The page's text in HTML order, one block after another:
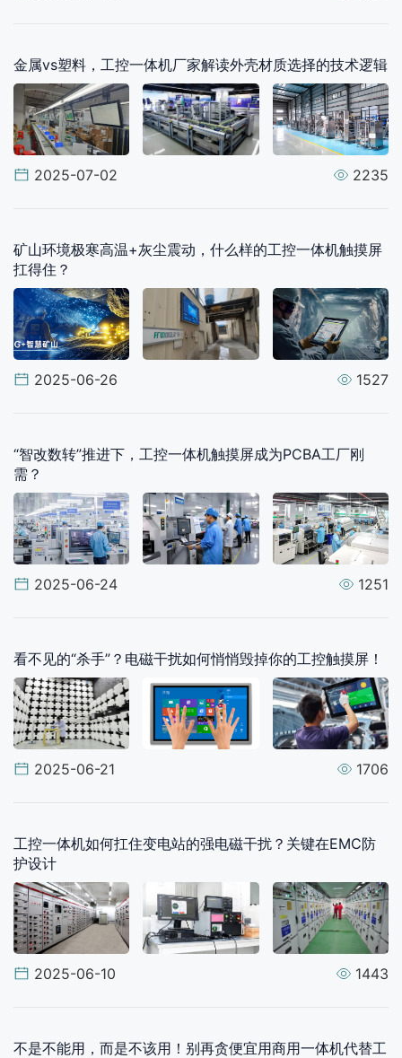
金属vs塑料，工控一体机厂家解读外壳材质选择的技术逻辑
2025-07-02 2235
矿山环境极寒高温+灰尘震动，什么样的工控一体机触摸屏
扛得住？
2025-06-26 1527
“智改数转”推进下，工控一体机触摸屏成为PCBA工厂刚
需？
2025-06-24 1251
看不见的“杀手”？电磁干扰如何悄悄毁掉你的工控触摸屏！
2025-06-21 1706
工控一体机如何扛住变电站的强电磁干扰？关键在EMC防
护设计
2025-06-10 1443
不是不能用，而是不该用！别再贪便宜用商用一体机代替工